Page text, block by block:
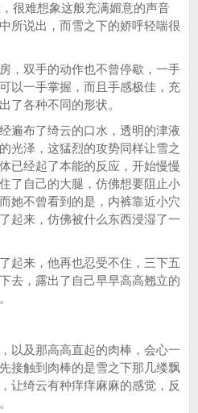
很难想象这般充满媚意的声音
所说出，而雪之下的娇呼轻喘很
双手的动作也不曾停歇，一手
以一手掌握，而且手感极佳，充
了各种不同的形状。
布了绮云的口水，透明的津液
光泽，这猛烈的攻势同样让雪之
已经起了本能的反应，开始慢慢
了自己的大腿，仿佛想要阻止小
她不曾看到的是，内裤靠近小穴
起来，仿佛被什么东西浸湿了一
来，他再也忍受不住，三下五
去，露出了自己早早高高翘立的
及那高高直起的肉棒，会心一
接触到肉棒的是雪之下那几缕飘
让绮云有种痒痒麻麻的感觉，反